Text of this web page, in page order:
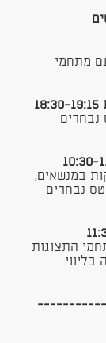
מתחמי
נבחרים
במנשאים,
נבחרים
התצוגות
מגיל 5 ומעלה בליווי